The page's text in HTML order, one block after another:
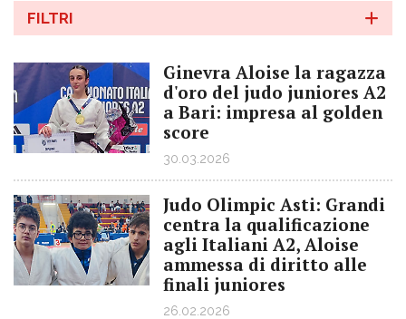
FILTRI
Ginevra Aloise la ragazza
d'oro del judo juniores A2
a Bari: impresa al golden
score
30.03.2026
Judo Olimpic Asti: Grandi
centra la qualificazione
agli Italiani A2, Aloise
ammessa di diritto alle
finali juniores
26.02.2026